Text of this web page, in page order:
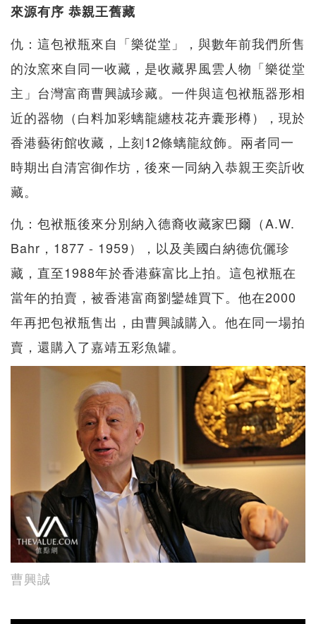
來源有序 恭親王舊藏
仇：這包袱瓶來自「樂從堂」，與數年前我們所售
的汝窯來自同一收藏，是收藏界風雲人物「樂從堂
主」台灣富商曹興誠珍藏。一件與這包袱瓶器形相
近的器物（白料加彩螭龍纏枝花卉囊形樽），現於
香港藝術館收藏，上刻12條螭龍紋飾。兩者同一
時期出自清宮御作坊，後來一同納入恭親王奕訢收
藏。
仇：包袱瓶後來分別納入德裔收藏家巴爾（A.W.
Bahr，1877 - 1959），以及美國白納德伉儷珍
藏，直至1988年於香港蘇富比上拍。這包袱瓶在
當年的拍賣，被香港富商劉鑾雄買下。他在2000
年再把包袱瓶售出，由曹興誠購入。他在同一場拍
賣，還購入了嘉靖五彩魚罐。
曹興誠